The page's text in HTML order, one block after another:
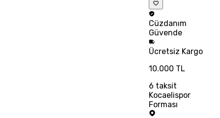
Cüzdanım
Güvende
Ücretsiz Kargo
10.000 TL
6 taksit
Kocaelispor
Forması